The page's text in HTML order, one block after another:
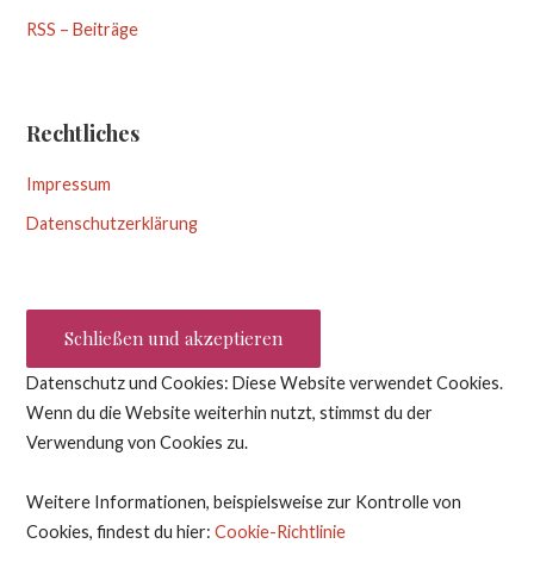
RSS – Beiträge
Rechtliches
Impressum
Datenschutzerklärung
Datenschutz und Cookies: Diese Website verwendet Cookies.
Wenn du die Website weiterhin nutzt, stimmst du der
Verwendung von Cookies zu.
Weitere Informationen, beispielsweise zur Kontrolle von
Cookies, findest du hier:Cookie-Richtlinie